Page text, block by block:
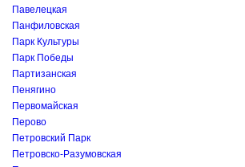
Павелецкая
Панфиловская
Парк Культуры
Парк Победы
Партизанская
Пенягино
Первомайская
Перово
Петровский Парк
Петровско-Разумовская